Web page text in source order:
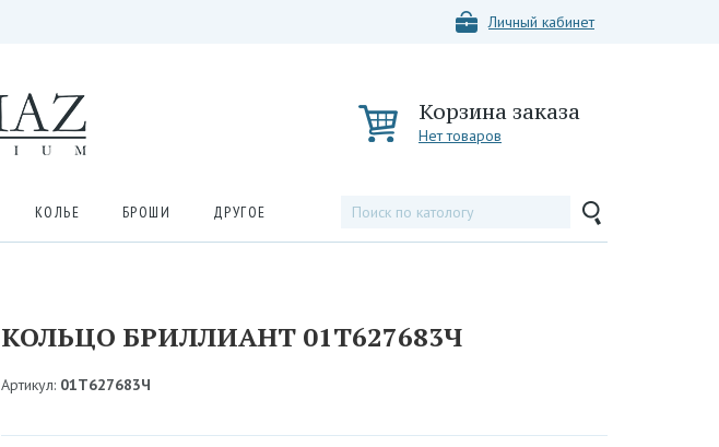
Личный кабинет
Корзина заказа
Нет товаров
КОЛЬЕ БРОШИ ДРУГОЕ
КОЛЬЦО БРИЛЛИАНТ 01Т627683Ч
Артикул: 01Т627683Ч